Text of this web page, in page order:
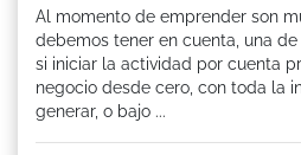
Al momento de emprender son
debemos tener en cuenta, una
si iniciar la actividad por cuenta
negocio desde cero, con toda la
generar, o bajo ...